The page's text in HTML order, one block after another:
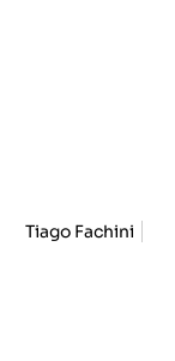
Tiago Fachini